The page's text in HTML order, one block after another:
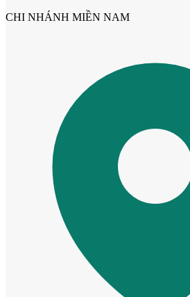
Cửa dành cho bé
CHI NHÁNH MIỀN NAM